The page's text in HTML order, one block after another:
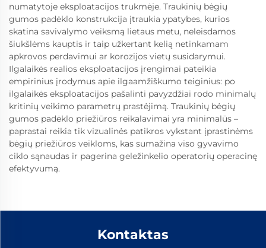
numatytoje eksploatacijos trukmėje. Traukinių bėgių
gumos padėklo konstrukcija įtraukia ypatybes, kurios
skatina savivalymo veiksmą lietaus metu, neleisdamos
šiukšlėms kauptis ir taip užkertant kelią netinkamam
apkrovos perdavimui ar korozijos vietų susidarymui.
Ilgalaikės realios eksploatacijos įrengimai pateikia
empirinius įrodymus apie ilgaamžiškumo teiginius: po
ilgalaikės eksploatacijos pašalinti pavyzdžiai rodo minimalų
kritinių veikimo parametrų prastėjimą. Traukinių bėgių
gumos padėklo priežiūros reikalavimai yra minimalūs –
paprastai reikia tik vizualinės patikros vykstant įprastinėms
bėgių priežiūros veikloms, kas sumažina viso gyvavimo
ciklo sąnaudas ir pagerina geležinkelio operatorių operacinę
efektyvumą.
Kontaktas